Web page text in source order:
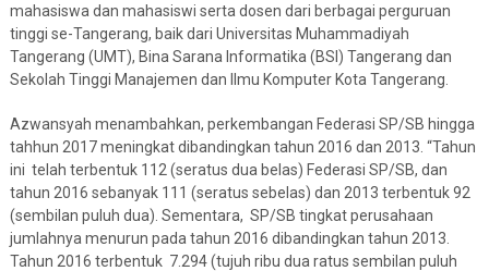
mahasiswa dan mahasiswi serta dosen dari berbagai perguruan
tinggi se-Tangerang, baik dari Universitas Muhammadiyah
Tangerang (UMT), Bina Sarana Informatika (BSI) Tangerang dan
Sekolah Tinggi Manajemen dan Ilmu Komputer Kota Tangerang.
Azwansyah menambahkan, perkembangan Federasi SP/SB hingga
tahhun 2017 meningkat dibandingkan tahun 2016 dan 2013. “Tahun
ini telah terbentuk 112 (seratus dua belas) Federasi SP/SB, dan
tahun 2016 sebanyak 111 (seratus sebelas) dan 2013 terbentuk 92
(sembilan puluh dua). Sementara, SP/SB tingkat perusahaan
jumlahnya menurun pada tahun 2016 dibandingkan tahun 2013.
Tahun 2016 terbentuk 7.294 (tujuh ribu dua ratus sembilan puluh